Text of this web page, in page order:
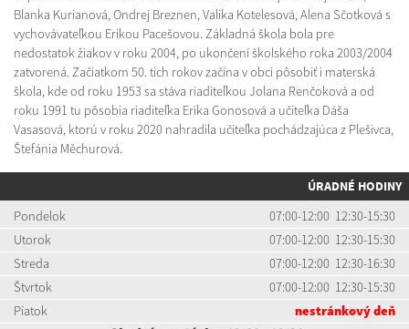
Blanka Kurianová, Ondrej Breznen, Valika Kotelesová, Alena Sčotková s
vychovávateľkou Erikou Pacešovou. Základná škola bola pre
nedostatok žiakov v roku 2004, po ukončení školského roka 2003/2004
zatvorená. Začiatkom 50. tich rokov začína v obci pôsobiť i materská
škola, kde od roku 1953 sa stáva riaditeľkou Jolana Renčoková a od
roku 1991 tu pôsobia riaditeľka Erika Gonosová a učiteľka Dáša
Vasasová, ktorú v roku 2020 nahradila učiteľka pochádzajúca z Plešivca,
Štefánia Měchurová.
ÚRADNÉ HODINY
Pondelok
07:00-12:00 12:30-15:30
Utorok
07:00-12:00 12:30-15:30
Streda
07:00-12:00 12:30-16:30
Štvrtok
07:00-12:00 12:30-15:30
Piatok
nestránkový deň